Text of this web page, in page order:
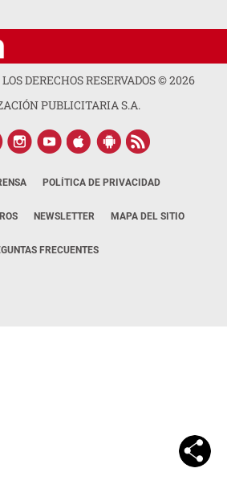
DERECHOS RESERVADOS ©2026
PUBLICITARIA S.A.
POLÍTICA DE PRIVACIDAD
NEWSLETTER MAPA DEL SITIO
FRECUENTES